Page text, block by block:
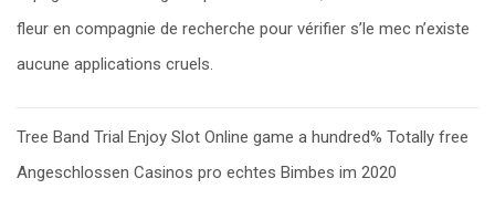
fleur en compagnie de recherche pour vérifier s’le mec n’existe
aucune applications cruels.
Post
navigation
Tree Band Trial Enjoy Slot Online game a hundred% Totally free
Angeschlossen Casinos pro echtes Bimbes im 2020